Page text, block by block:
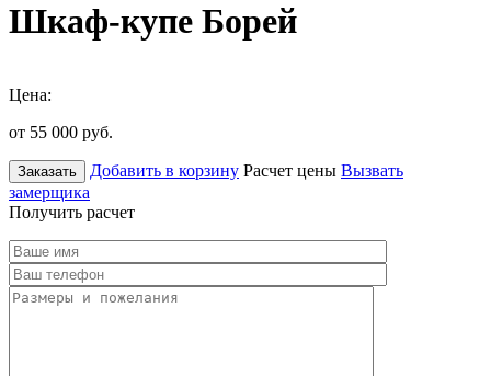
Шкаф-купе Борей
Цена:
от 55 000 руб.
Заказать Добавить в корзину Расчет цены Вызвать
замерщика
Получить расчет